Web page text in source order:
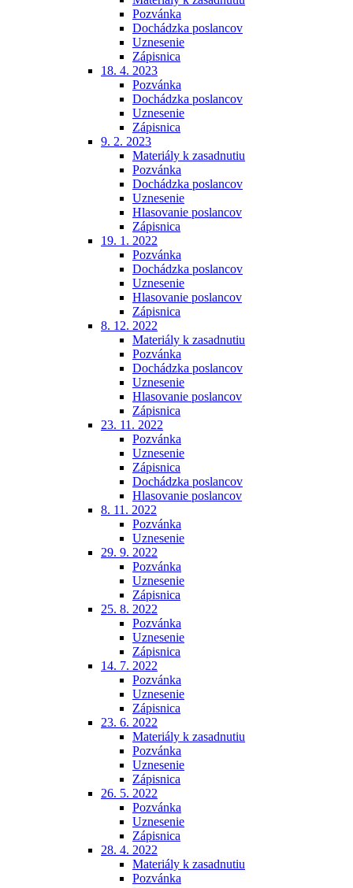
Pozvánka
Dochádzka poslancov
Uznesenie
Zápisnica
18. 4. 2023
Pozvánka
Dochádzka poslancov
Uznesenie
Zápisnica
9. 2. 2023
Materiály k zasadnutiu
Pozvánka
Dochádzka poslancov
Uznesenie
Hlasovanie poslancov
Zápisnica
19. 1. 2022
Pozvánka
Dochádzka poslancov
Uznesenie
Hlasovanie poslancov
Zápisnica
8. 12. 2022
Materiály k zasadnutiu
Pozvánka
Dochádzka poslancov
Uznesenie
Hlasovanie poslancov
Zápisnica
23. 11. 2022
Pozvánka
Uznesenie
Zápisnica
Dochádzka poslancov
Hlasovanie poslancov
8. 11. 2022
Pozvánka
Uznesenie
29. 9. 2022
Pozvánka
Uznesenie
Zápisnica
25. 8. 2022
Pozvánka
Uznesenie
Zápisnica
14. 7. 2022
Pozvánka
Uznesenie
Zápisnica
23. 6. 2022
Materiály k zasadnutiu
Pozvánka
Uznesenie
Zápisnica
26. 5. 2022
Pozvánka
Uznesenie
Zápisnica
28. 4. 2022
Materiály k zasadnutiu
Pozvánka